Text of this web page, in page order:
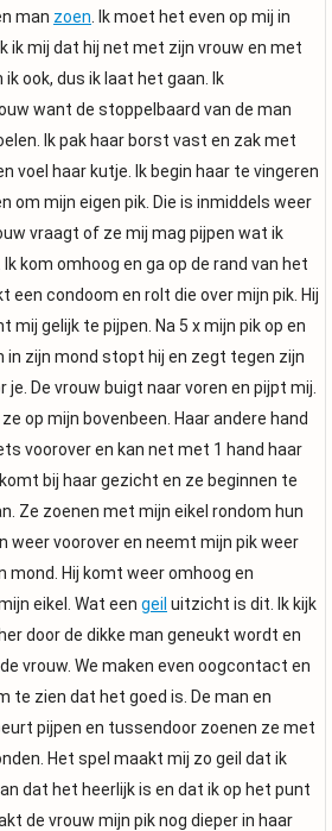
man zoen . Ik moet het even op mij in
ik mij dat hij net met zijn vrouw en met
ook, dus ik laat het gaan. Ik
want de stoppelbaard van de man
Ik pak haar borst vast en zak met
voel haar kutje. Ik begin haar te vingeren
om mijn eigen pik. Die is inmiddels weer
vraagt of ze mij mag pijpen wat ik
kom omhoog en ga op de rand van het
een condoom en rolt die over mijn pik. Hij
mij gelijk te pijpen. Na 5 x mijn pik op en
in zijn mond stopt hij en zegt tegen zijn
je. De vrouw buigt naar voren en pijpt mij.
op mijn bovenbeen. Haar andere hand
voorover en kan net met 1 hand haar
bij haar gezicht en ze beginnen te
Ze zoenen met mijn eikel rondom hun
weer voorover en neemt mijn pik weer
mond. Hij komt weer omhoog en
eikel. Wat een geil uitzicht is dit. Ik kijk
door de dikke man geneukt wordt en
vrouw. We maken even oogcontact en
te zien dat het goed is. De man en
pijpen en tussendoor zoenen ze met
Het spel maakt mij zo geil dat ik
dat het heerlijk is en dat ik op het punt
de vrouw mijn pik nog dieper in haar